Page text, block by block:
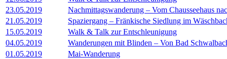
23.05.2019
Nachmittagswanderung – Vom Chausseehaus
21.05.2019
Spaziergang – Fränkische Siedlung im
15.05.2019
Walk & Talk zur Entschleunigung
04.05.2019
Wanderungen mit Blinden – Von Bad
01.05.2019
Mai-Wanderung